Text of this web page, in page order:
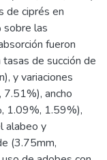
de ciprés en
sobre las
fueron
de succión de
y variaciones
ancho
1.09%, 1.59%),
alabeo y
(3.75mm,